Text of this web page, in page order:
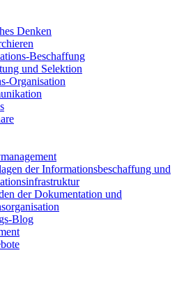
Denken
Beschaffung
und Selektion
Organisation
der Informationsbeschaffung und
der Dokumentation und
Blog